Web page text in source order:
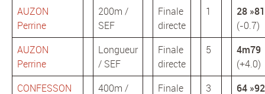
AUZON
Perrine
200m /
SEF
Finale
directe
1
28 »81
(-0.7)
AUZON
Perrine
Longueur
/ SEF
Finale
directe
5
4m79
(+4.0)
CONFESSON
400m /
Finale
3 64 »92